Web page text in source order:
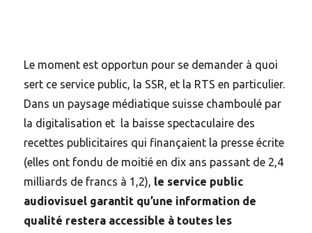
Le moment est opportun pour se demander à quoi
sert ce service public, la SSR, et la RTS en particulier.
Dans un paysage médiatique suisse chamboulé par
la digitalisation et la baisse spectaculaire des
recettes publicitaires qui finançaient la presse écrite
(elles ont fondu de moitié en dix ans passant de 2,4
milliards de francs à 1,2), le service public
audiovisuel garantit qu’une information de
qualité restera accessible à toutes les